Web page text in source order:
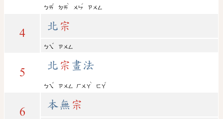
ㄅㄞ
ˇ
ㄉㄞ
ˋ
ㄨㄣ
ˊ
ㄗㄨㄥ
4
北 宗
ㄅㄟ
ˇ
ㄗㄨㄥ
5
北 宗 畫法
ㄅㄟ
ˇ
ㄗㄨㄥ ㄏㄨㄚ
ˋ
ㄈㄚ
ˇ
6
本無 宗